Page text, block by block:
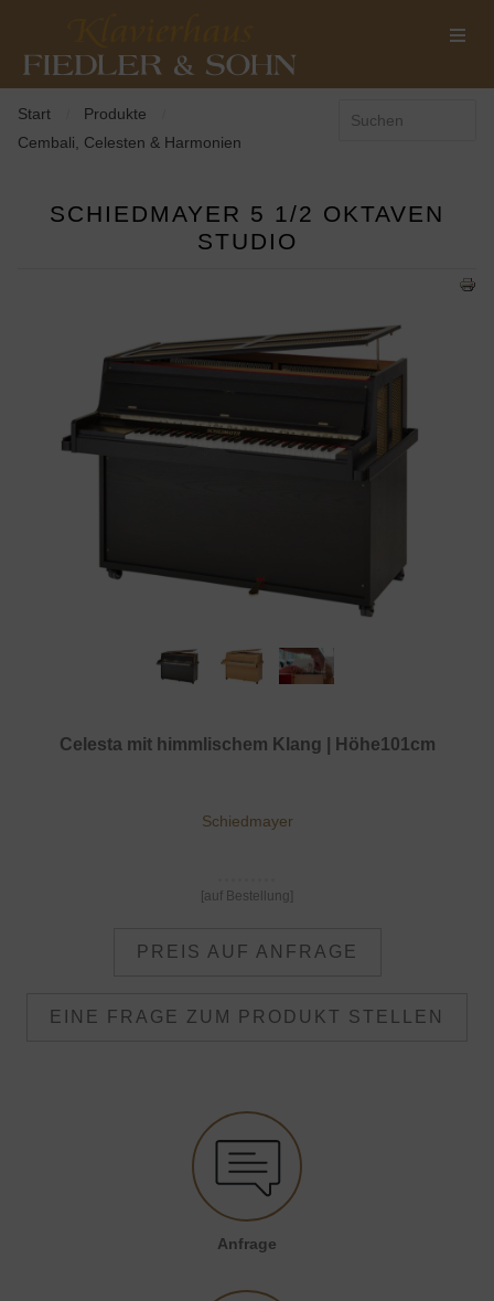
Start Produkte
Cembali, Celesten & Harmonien
SCHIEDMAYER 5 1/2 OKTAVEN
STUDIO
Celesta mit himmlischem Klang | Höhe101cm
Schiedmayer
[auf Bestellung]
PREIS AUF ANFRAGE
EINE FRAGE ZUM PRODUKT STELLEN
Anfrage